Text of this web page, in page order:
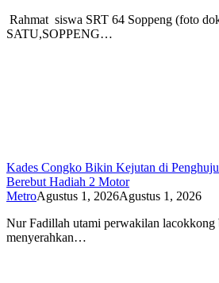
Rahmat siswa SRT 64 Soppeng (foto
SATU,SOPPENG…
Kades Congko Bikin Kejutan di
Berebut Hadiah 2 Motor
MetroAgustus 1, 2026Agustus 1, 2026
Nur Fadillah utami perwakilan lacokkong
menyerahkan…